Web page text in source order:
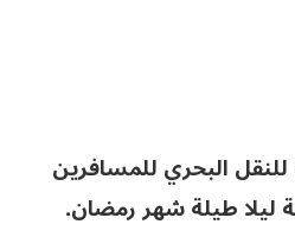
البحري للمسافرين
ليلا طيلة شهر رمضان.